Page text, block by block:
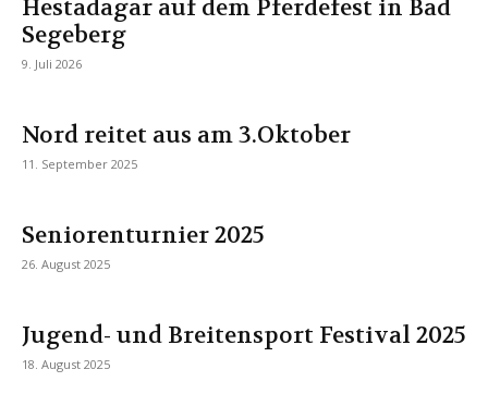
Hestadagar auf dem Pferdefest in Bad
Segeberg
9. Juli 2026
Nord reitet aus am 3.Oktober
11. September 2025
Seniorenturnier 2025
26. August 2025
Jugend- und Breitensport Festival 2025
18. August 2025